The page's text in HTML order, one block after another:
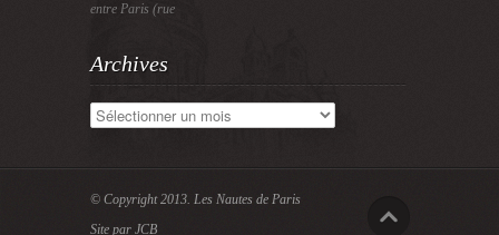
entre Paris (rue
Archives
Archives
© Copyright 2013. Les Nautes de Paris
Site par JCB